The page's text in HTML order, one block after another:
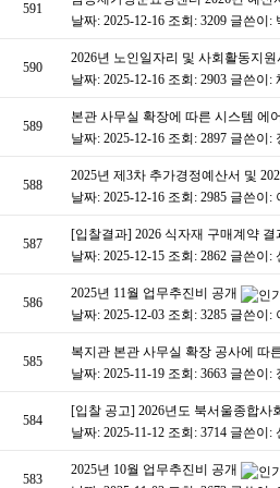
591
날짜: 2025-12-16 조회: 3209 글쓴이:
590
2026년 노인일자리 및 사회활동지
날짜: 2025-12-16 조회: 2903 글쓴이:
589
본관 사무실 확장에 따른 시스템 에
날짜: 2025-12-16 조회: 2897 글쓴이:
588
2025년 제3차 추가경정예산서 및
날짜: 2025-12-16 조회: 2985 글쓴이:
587
[입찰결과] 2026 식자재 구매계약 결
날짜: 2025-12-15 조회: 2862 글쓴이:
586
2025년 11월 업무추진비 공개
날짜: 2025-12-03 조회: 3285 글쓴이:
585
복지관 본관 사무실 확장 공사에 따
날짜: 2025-11-19 조회: 3663 글쓴이:
584
[입찰 공고] 2026년도 북서울종합사
날짜: 2025-11-12 조회: 3714 글쓴이:
583
2025년 10월 업무추진비 공개